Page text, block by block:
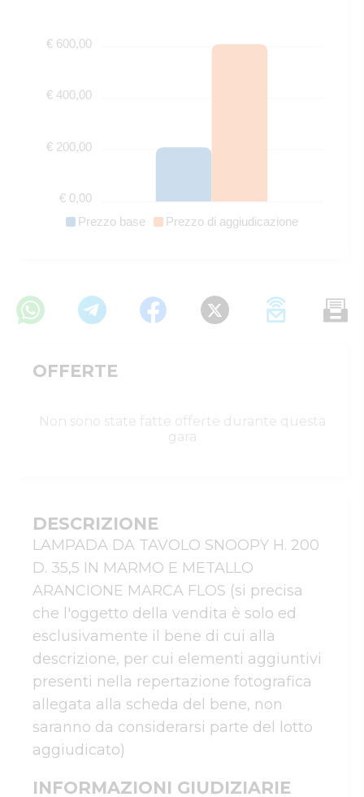
Prezzo base Prezzo di aggiudicazione
€ 600,00
€ 400,00
€ 200,00
€ 0,00
OFFERTE
Non sono state fatte offerte durante questa
gara
DESCRIZIONE
LAMPADA DA TAVOLO SNOOPY H. 200
D. 35,5 IN MARMO E METALLO
ARANCIONE MARCA FLOS (si precisa
che l'oggetto della vendita è solo ed
esclusivamente il bene di cui alla
descrizione, per cui elementi aggiuntivi
presenti nella repertazione fotografica
allegata alla scheda del bene, non
saranno da considerarsi parte del lotto
INFORMAZIONI GIUDIZIARIE